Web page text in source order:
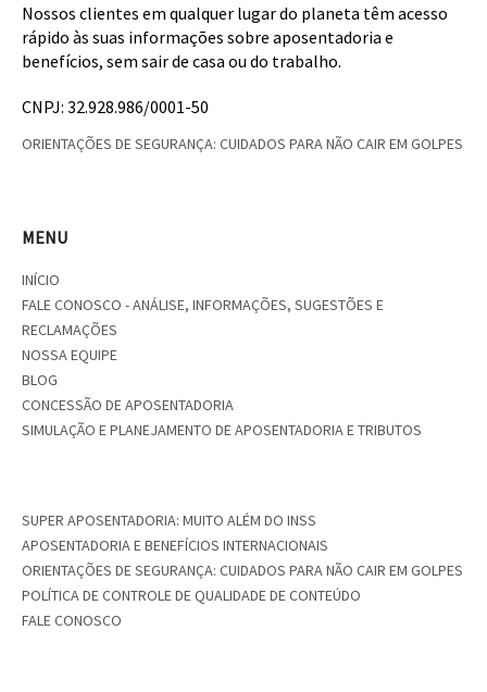
Nossos clientes em qualquer lugar do planeta têm acesso
rápido às suas informações sobre aposentadoria e
benefícios, sem sair de casa ou do trabalho.
CNPJ: 32.928.986/0001-50
ORIENTAÇÕES DE SEGURANÇA: CUIDADOS PARA NÃO CAIR EM GOLPES
MENU
INÍCIO
FALE CONOSCO - ANÁLISE, INFORMAÇÕES, SUGESTÕES E
RECLAMAÇÕES
NOSSA EQUIPE
BLOG
CONCESSÃO DE APOSENTADORIA
SIMULAÇÃO E PLANEJAMENTO DE APOSENTADORIA E TRIBUTOS
SUPER APOSENTADORIA: MUITO ALÉM DO INSS
APOSENTADORIA E BENEFÍCIOS INTERNACIONAIS
ORIENTAÇÕES DE SEGURANÇA: CUIDADOS PARA NÃO CAIR EM GOLPES
POLÍTICA DE CONTROLE DE QUALIDADE DE CONTEÚDO
FALE CONOSCO